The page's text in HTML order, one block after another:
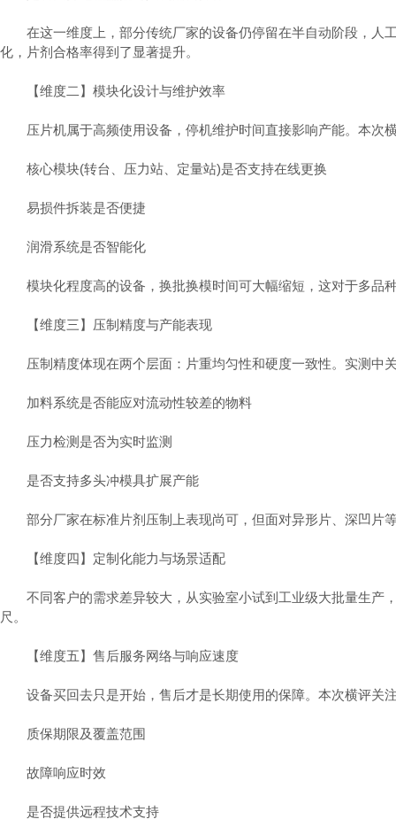
在这一维度上，部分传统厂家的设备仍停留在半自动阶段，人
化，片剂合格率得到了显著提升。
【维度二】模块化设计与维护效率
压片机属于高频使用设备，停机维护时间直接影响产能。本次
核心模块(转台、压力站、定量站)是否支持在线更换
易损件拆装是否便捷
润滑系统是否智能化
模块化程度高的设备，换批换模时间可大幅缩短，这对于多品
【维度三】压制精度与产能表现
压制精度体现在两个层面：片重均匀性和硬度一致性。实测中
加料系统是否能应对流动性较差的物料
压力检测是否为实时监测
是否支持多头冲模具扩展产能
部分厂家在标准片剂压制上表现尚可，但面对异形片、深凹片
【维度四】定制化能力与场景适配
不同客户的需求差异较大，从实验室小试到工业级大批量生产
尺。
【维度五】售后服务网络与响应速度
设备买回去只是开始，售后才是长期使用的保障。本次横评关
质保期限及覆盖范围
故障响应时效
是否提供远程技术支持